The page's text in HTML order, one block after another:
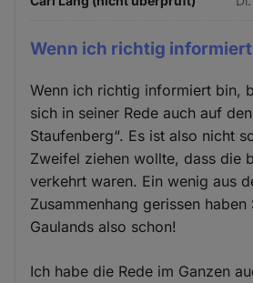
Wenn ich richtig informiert
Wenn ich richtig informiert bin,
sich in seiner Rede auch auf
Staufenberg“. Es ist also nicht
Zweifel ziehen wollte, dass die
verkehrt waren. Ein wenig aus
Zusammenhang gerissen
Gaulands also schon!
Ich habe die Rede im Ganzen